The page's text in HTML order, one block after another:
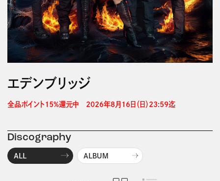
エデンブリッジ
全品ポイント15%還元中　2026年8月16日（日）23:59迄
Discography
ALL ALBUM